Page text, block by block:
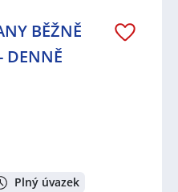
BĚŽNĚ
DENNĚ
Plný úvazek